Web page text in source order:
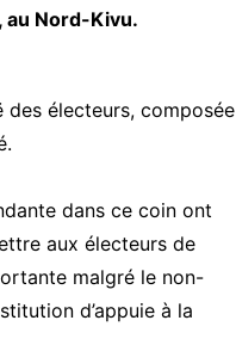
Nord-Kivu.
électeurs, composée
dans ce coin ont
aux électeurs de
malgré le non-
d’appuie à la